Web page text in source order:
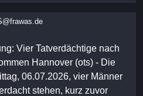
Vier Tatverdächtige nach
Hannover (ots) - Die
06.07.2026, vier Männer
stehen, kurz zuvor